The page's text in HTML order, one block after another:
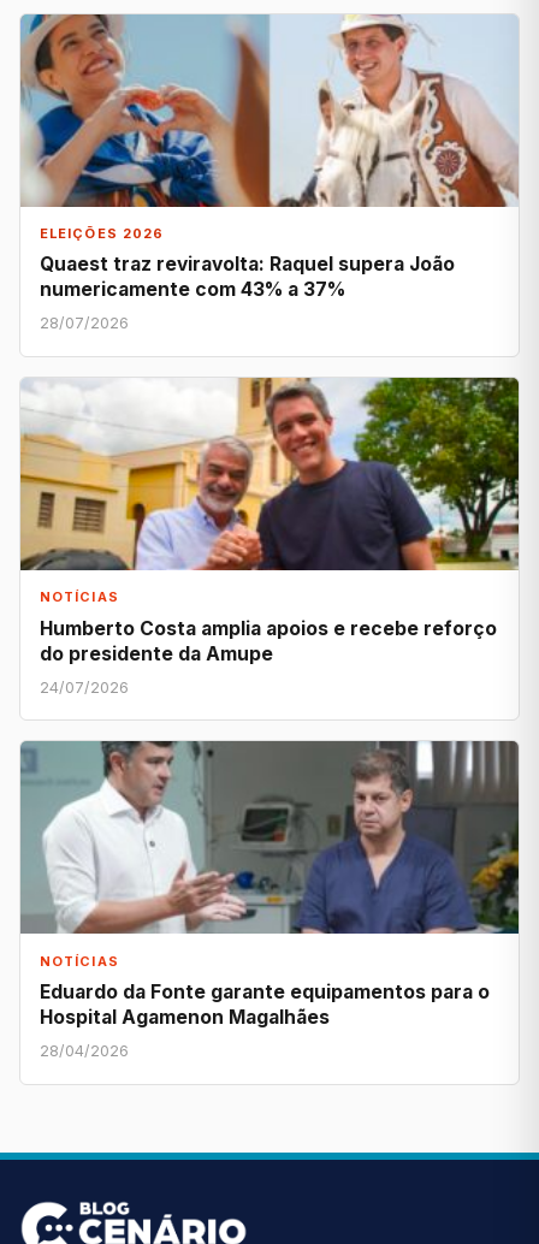
ELEIÇÕES 2026
Quaest traz reviravolta: Raquel supera João
numericamente com 43% a 37%
28/07/2026
NOTÍCIAS
Humberto Costa amplia apoios e recebe reforço
do presidente da Amupe
24/07/2026
NOTÍCIAS
Eduardo da Fonte garante equipamentos para o
Hospital Agamenon Magalhães
28/04/2026